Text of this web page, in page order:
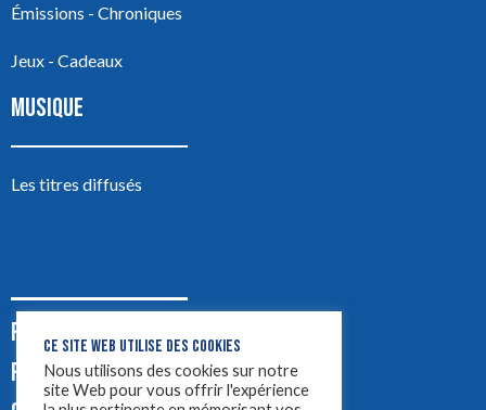
Émissions - Chroniques
Jeux - Cadeaux
MUSIQUE
Les titres diffusés
PODCASTS
PUB
CE SITE WEB UTILISE DES COOKIES
Nous utilisons des cookies sur notre
site Web pour vous offrir l'expérience